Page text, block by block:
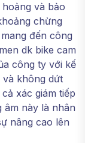
và bảo
chừng
đến công
dk bike cam
công ty với kế
không dứt
xác giám tiếp
âm này là nhân
nâng cao lên